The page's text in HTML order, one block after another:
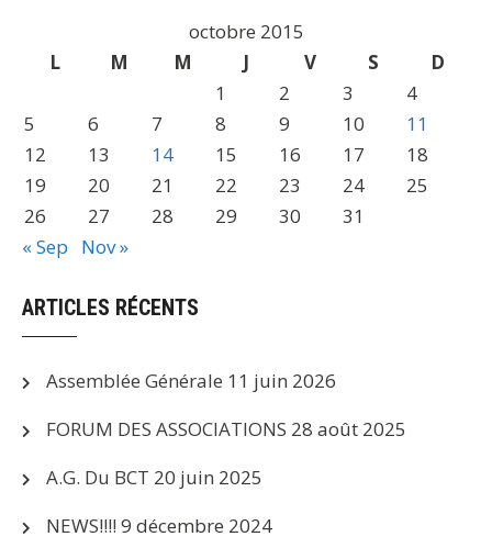
octobre 2015
L
M M J V S
D
1
2 3
4
5
6 7 8 9 10
11
12
13 14 15 16 17
18
19
20 21 22 23 24
25
26
27 28 29 30
31
« Sep
Nov »
ARTICLES RÉCENTS
Assemblée Générale 11 juin 2026
FORUM DES ASSOCIATIONS 28 août 2025
A.G. Du BCT 20 juin 2025
NEWS!!!! 9 décembre 2024